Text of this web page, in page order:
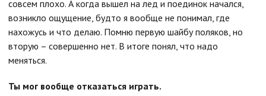
совсем плохо. А когда вышел на лед и поединок начался,
возникло ощущение, будто я вообще не понимал, где
нахожусь и что делаю. Помню первую шайбу поляков, но
вторую – совершенно нет. В итоге понял, что надо
меняться.
Ты мог вообще отказаться играть.